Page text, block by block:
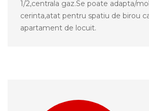
1/2,centrala gaz.Se poate adapta/
cerinta,atat pentru spatiu de birou
apartament de locuit.